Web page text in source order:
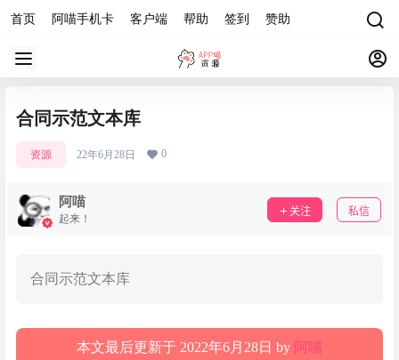
首页 阿喵手机卡 客户端 帮助 签到 赞助
合同示范文本库
资源 22年6月28日 0
阿喵
起来！
关注 私信
合同示范文本库
本文最后更新于 2022年6月28日 by 阿喵